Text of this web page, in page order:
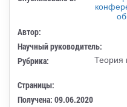
Автор:
Научный руководитель:
Рубрика:
Теория
Страницы:
Получена: 09.06.2020